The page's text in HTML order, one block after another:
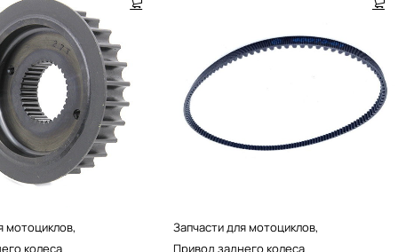
мотоциклов,
колеса
Запчасти для мотоциклов,
Привод заднего колеса